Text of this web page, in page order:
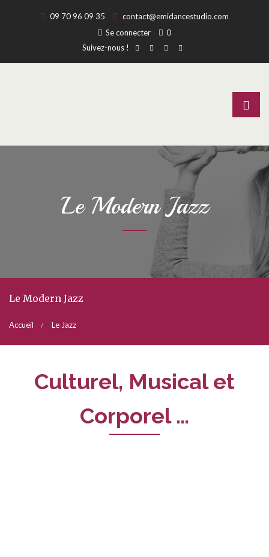
09 70 96 09 35
contact@emidancestudio.com
Se connecter
0
Suivez-nous !
Le Modern Jazz
Le Modern Jazz
Accueil Le Jazz
Culturel, Musical et
Corporel …